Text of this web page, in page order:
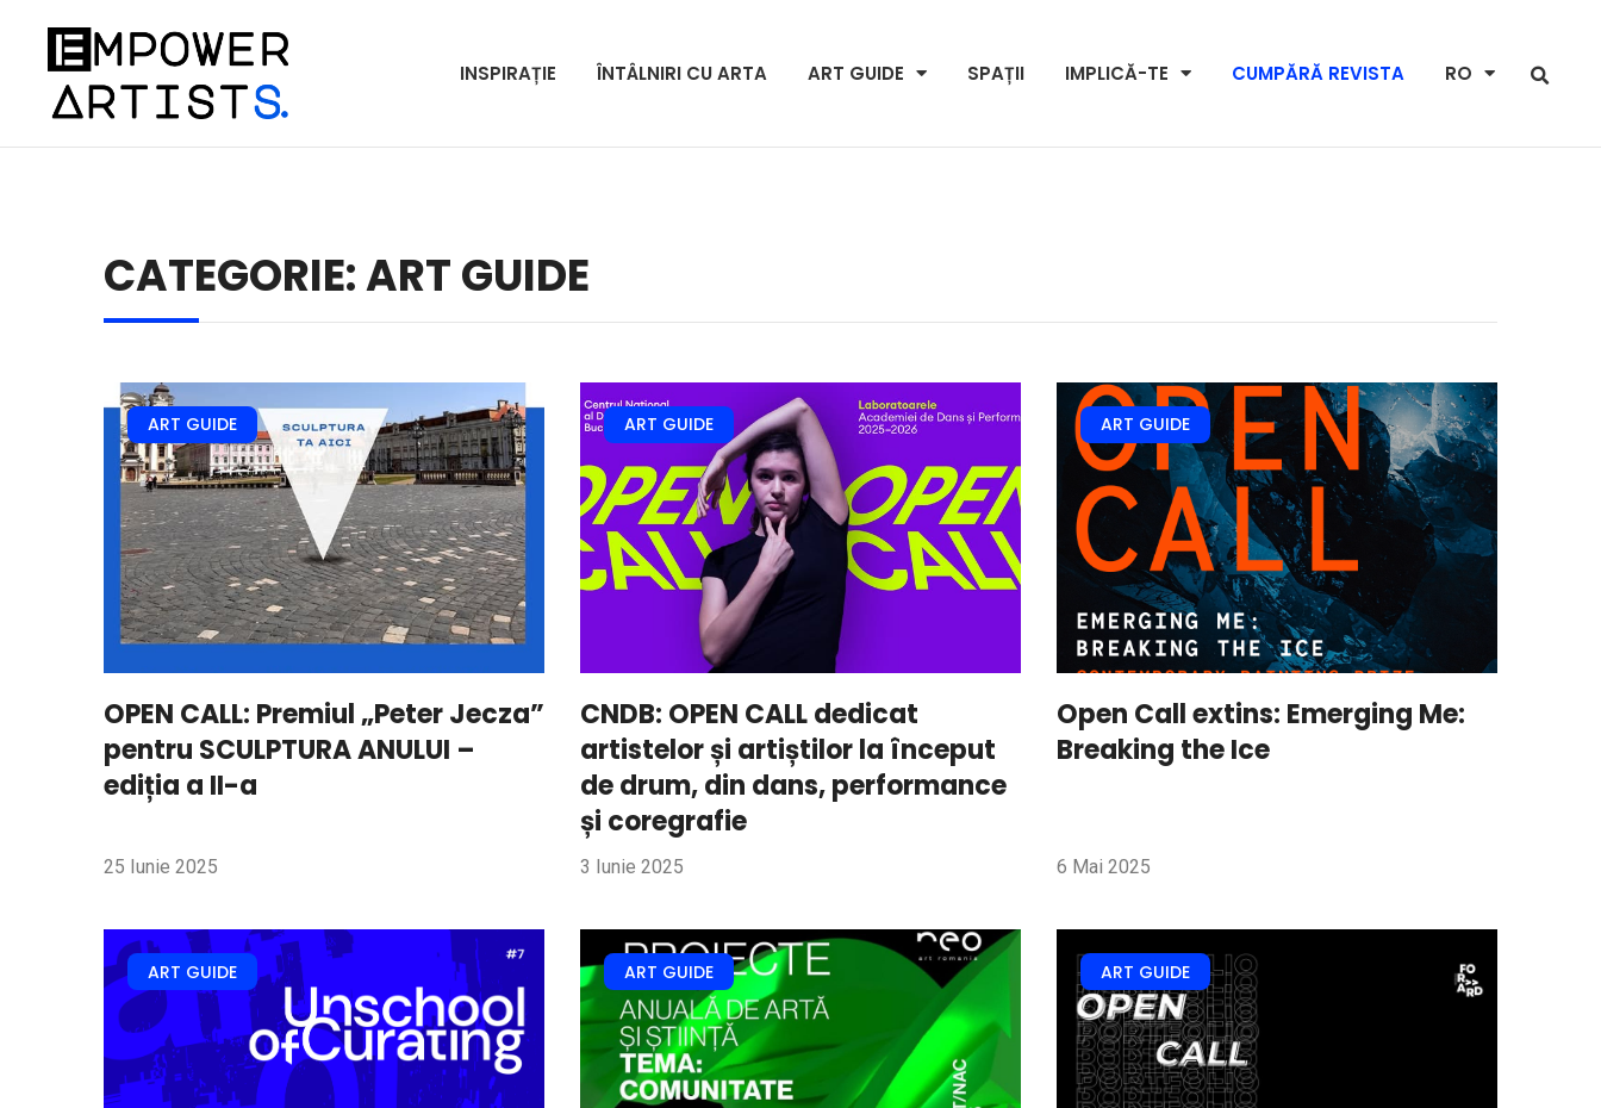
INSPIRAȚIE ÎNTÂLNIRI CU ARTA ART GUIDE SPAȚII IMPLICĂ-TE CUMPĂRĂ REVISTA RO
CATEGORIE: ART GUIDE
ART GUIDE
OPEN CALL: Premiul „Peter Jecza”
pentru SCULPTURA ANULUI –
ediția a II-a
25 Iunie 2025
ART GUIDE
CNDB: OPEN CALL dedicat
artistelor și artiștilor la început
de drum, din dans, performance
și coregrafie
3 Iunie 2025
ART GUIDE
Open Call extins: Emerging Me:
Breaking the Ice
6 Mai 2025
ART GUIDE ART GUIDE ART GUIDE